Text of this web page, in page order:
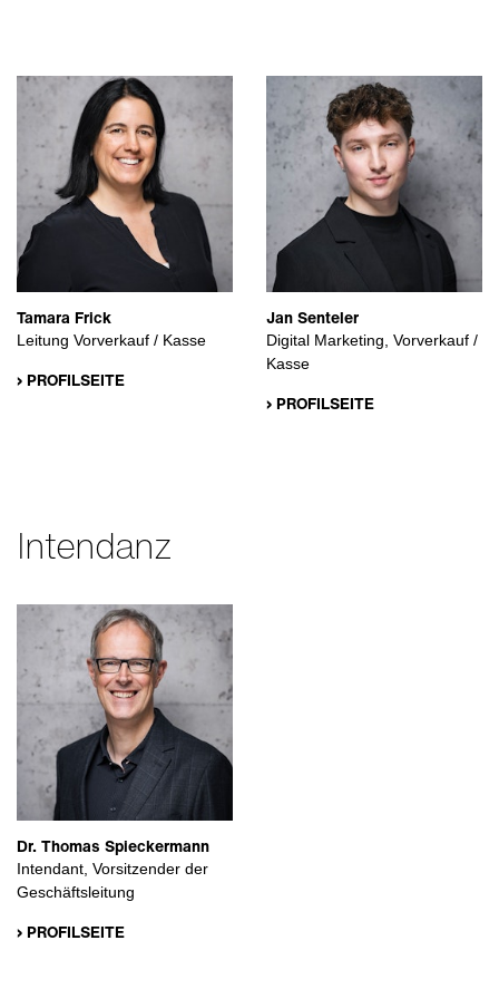
Tamara Frick
Leitung Vorverkauf / Kasse
› PROFILSEITE
Jan Senteler
Digital Marketing, Vorverkauf /
Kasse
› PROFILSEITE
Intendanz
Dr. Thomas Spieckermann
Intendant, Vorsitzender der
Geschäftsleitung
› PROFILSEITE